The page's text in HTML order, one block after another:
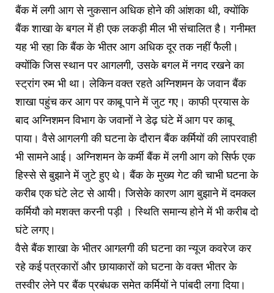
बैंक में लगी आग से नुकसान अधिक होने की आंशका थी, क्योंकि
बैंक शाखा के बगल में ही एक लकड़ी मील भी संचालित है। गनीमत
यह भी रहा कि बैंक के भीतर आग अधिक दूर तक नहीं फैली।
क्योंकि जिस स्थान पर आगलगी, उसके बगल में नगद रखने का
स्ट्रांग रुम भी था। लेकिन वक्त रहते अग्निशमन के जवान बैंक
शाखा पहुंच कर आग पर काबू पाने में जुट गए। काफी प्रयास के
बाद अग्निशमन विभाग के जवानों ने डेढ़ घंटे में आग पर काबू
पाया। वैसे आगलगी की घटना के दौरान बैंक कर्मियों की लापरवाही
भी सामने आई। अग्निशमन के कर्मी बैंक में लगी आग को सिर्फ एक
हिस्से से बुझाने में जुटे हुए थे। बैंक के मुख्य गेट की चाभी घटना के
करीब एक घंटे लेट से आयी। जिसेके कारण आग बुझाने में दमकल
कर्मियौ को मशक्त करनी पड़ी । स्थिति समान्य होने में भी करीब दो
घंटे लगए।
वैसे बैंक शाखा के भीतर आगलगी की घटना का न्यूज कवरेज कर
रहे कई पत्रकारों और छायाकारों को घटना के वक्त भीतर के
तस्वीर लेने पर बैंक प्रबंधक समेत कर्मियों ने पांबदी लगा दिया।